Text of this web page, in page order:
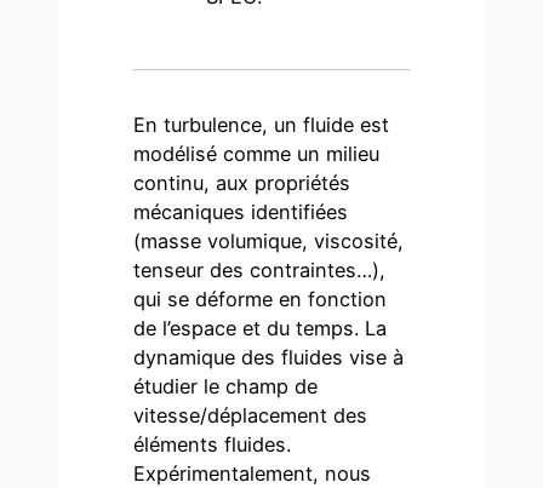
En turbulence, un fluide est
modélisé comme un milieu
continu, aux propriétés
mécaniques identifiées
(masse volumique, viscosité,
tenseur des contraintes…),
qui se déforme en fonction
de l’espace et du temps. La
dynamique des fluides vise à
étudier le champ de
vitesse/déplacement des
éléments fluides.
Expérimentalement, nous